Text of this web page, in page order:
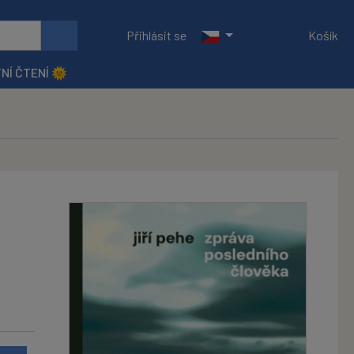
Přihlásit se Košík
ČTENÍ 🌞